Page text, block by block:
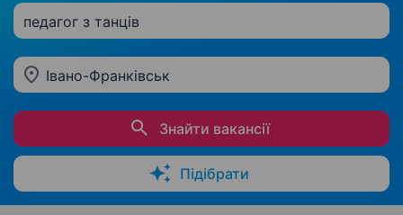
педагог з танців
Івано-Франківськ
Знайти вакансії
Підібрати